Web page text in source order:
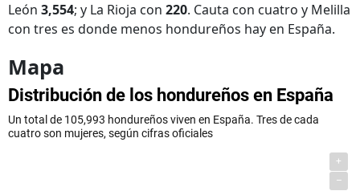
León 3,554; y La Rioja con 220. Cauta con cuatro y Melilla
con tres es donde menos hondureños hay en España.
Mapa